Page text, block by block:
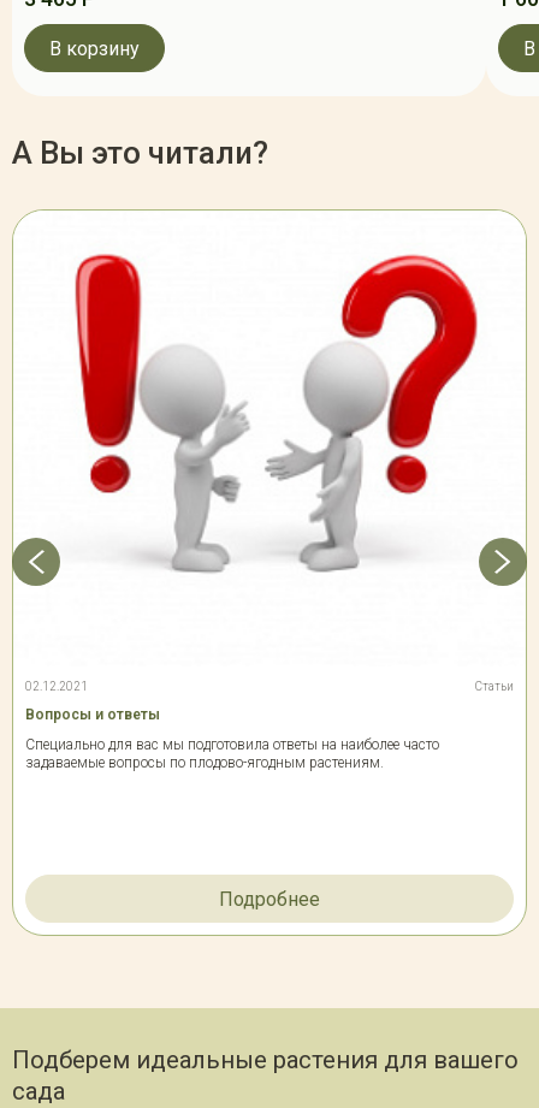
В корзину
А Вы это читали?
02.12.2021 Статьи
Вопросы и ответы
Специально для вас мы подготовила ответы на наиболее часто
задаваемые вопросы по плодово-ягодным растениям.
Подробнее
Подберем идеальные растения для вашего
сада